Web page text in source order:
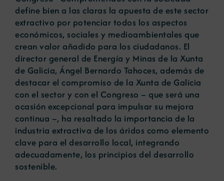
define bien a las claras la apuesta de este sector
extractivo por potenciar todos los aspectos
económicos, sociales y medioambientales que
crean valor añadido para los ciudadanos. El
director general de Energía y Minas de la Xunta
de Galicia, Ángel Bernardo Tahoces, además de
destacar el compromiso de la Xunta de Galicia
con el sector y con el Congreso – que será una
ocasión excepcional para impulsar su mejora
continua –, ha resaltado la importancia de la
industria extractiva de los áridos como elemento
clave para el desarrollo local, integrando
adecuadamente, los principios del desarrollo
sostenible.